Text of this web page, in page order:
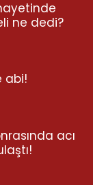
ne dedi?
abi!
acı